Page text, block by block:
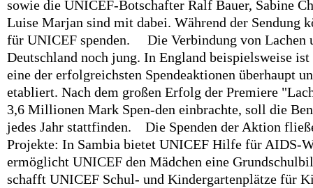
sowie die UNICEF-Botschafter Ralf Bauer, Sabine
Luise Marjan sind mit dabei. Während der Sendung
für UNICEF spenden. Die Verbindung von Lachen
Deutschland noch jung. In England beispielsweise
eine der erfolgreichsten Spendeaktionen überhaupt
etabliert. Nach dem großen Erfolg der Premiere
3,6 Millionen Mark Spen-den einbrachte, soll die
jedes Jahr stattfinden. Die Spenden der Aktion
Projekte: In Sambia bietet UNICEF Hilfe für AIDS-
ermöglicht UNICEF den Mädchen eine
schafft UNICEF Schul- und Kindergartenplätze für